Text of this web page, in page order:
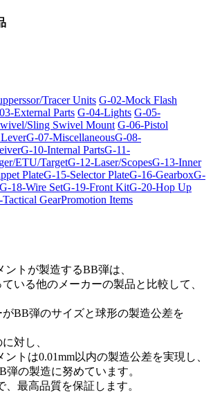
Tracer Units G-02-Mock Flash
External Parts G-04-Lights G-05-
Sling Swivel Mount G-06-Pistol
G-07-MiscellaneousG-08-
G-10-Internal PartsG-11-
ETU/TargetG-12-Laser/ScopesG-13-Inner
PlateG-15-Selector PlateG-16-GearboxG-
G-18-Wire SetG-19-Front KitG-20-Hop Up
GearPromotion Items
ントが製造するBB弾は、
いる他のメーカーの製品と比較して、
BB弾のサイズと球形の製造公差を
対し、
トは0.01mm以内の製造公差を実現し、
弾の製造に努めています。
、最高品質を保証します。